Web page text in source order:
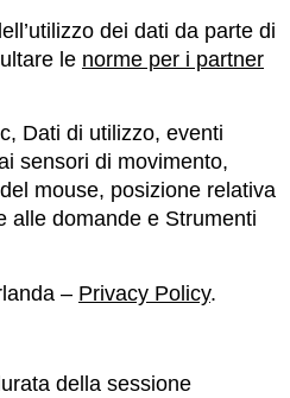
dei dati da parte di
le norme per i partner
Dati di utilizzo, eventi
sensori di movimento,
mouse, posizione relativa
alle domande e Strumenti
– Privacy Policy.
della sessione